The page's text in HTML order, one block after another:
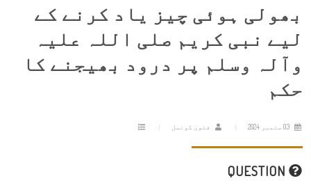
بھولی ہوئی چیز یاد کرنے کے
لیے نبی کریم صلی اللہ علیہ
وآلہ وسلم پر درود بھیجنے کا
حکم
فتویٰ کونسل